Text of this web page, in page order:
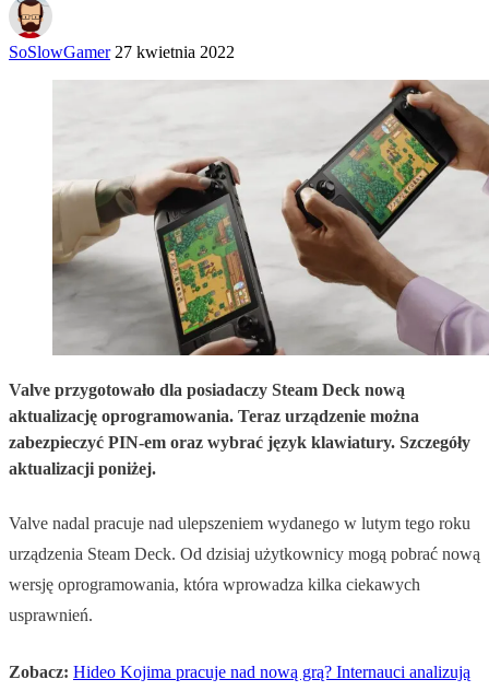
SoSlowGamer 27 kwietnia 2022
Valve przygotowało dla posiadaczy Steam Deck nową
aktualizację oprogramowania. Teraz urządzenie można
zabezpieczyć PIN-em oraz wybrać język klawiatury. Szczegóły
aktualizacji poniżej.
Valve nadal pracuje nad ulepszeniem wydanego w lutym tego roku
urządzenia Steam Deck. Od dzisiaj użytkownicy mogą pobrać nową
wersję oprogramowania, która wprowadza kilka ciekawych
usprawnień.
Zobacz: Hideo Kojima pracuje nad nową grą? Internauci analizują